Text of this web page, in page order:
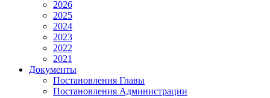
2026
2025
2024
2023
2022
2021
Документы
Постановления Главы
Постановления Администрации